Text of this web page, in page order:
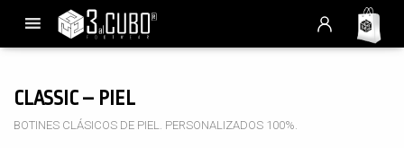
CLASSIC – PIEL
BOTINES CLÁSICOS DE PIEL. PERSONALIZADOS 100%.